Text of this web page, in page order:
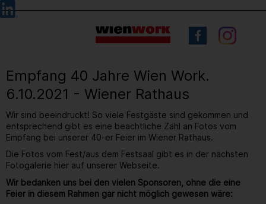
Barrierefreie
Bedienung
Sprachauswahl
Empfang 40 Jahre Wien Work.
6.10.2021 - Wiener Rathaus
Wir sind beeindruckt! So viele Festgäste sind gekommen und
entsprechend gibt es eine beachtliche Zahl an Fotos vom
Empfang bei unserer 40-er Feier im Wiener Rathaus.
Die Fotos vom Fest/aus dem Festsaal gibt es in der nächsten
Fotogalerie hier auf unserer Webseite.
Wir bedanken uns bei den vielen Sponsoren, ohne die eine
Feier in diesem Rahmen gar nicht möglich gewesen wäre: